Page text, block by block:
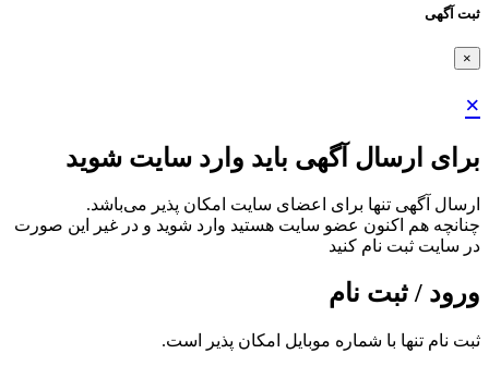
ثبت آگهی
×
×
برای ارسال آگهی باید وارد سایت شوید
ارسال آگهی تنها برای اعضای سایت امکان پذیر می‌باشد.
چنانچه هم‌ اکنون عضو سایت هستید وارد شوید و در غیر این صورت
در سایت ثبت نام کنید
ورود / ثبت نام
ثبت نام تنها با شماره موبایل امکان پذیر است.